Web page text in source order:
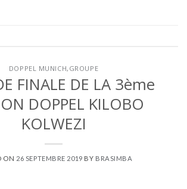
DOPPEL MUNICH, GROUPE
FINALE DE LA 3ème
DOPPEL KILOBO
KOLWEZI
ON 26 SEPTEMBRE 2019 BY BRASIMBA